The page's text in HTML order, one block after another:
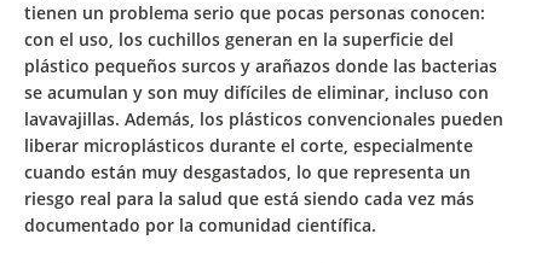
tienen un problema serio que pocas personas conocen:
con el uso, los cuchillos generan en la superficie del
plástico pequeños surcos y arañazos donde las bacterias
se acumulan y son muy difíciles de eliminar, incluso con
lavavajillas. Además, los plásticos convencionales pueden
liberar microplásticos durante el corte, especialmente
cuando están muy desgastados, lo que representa un
riesgo real para la salud que está siendo cada vez más
documentado por la comunidad científica.